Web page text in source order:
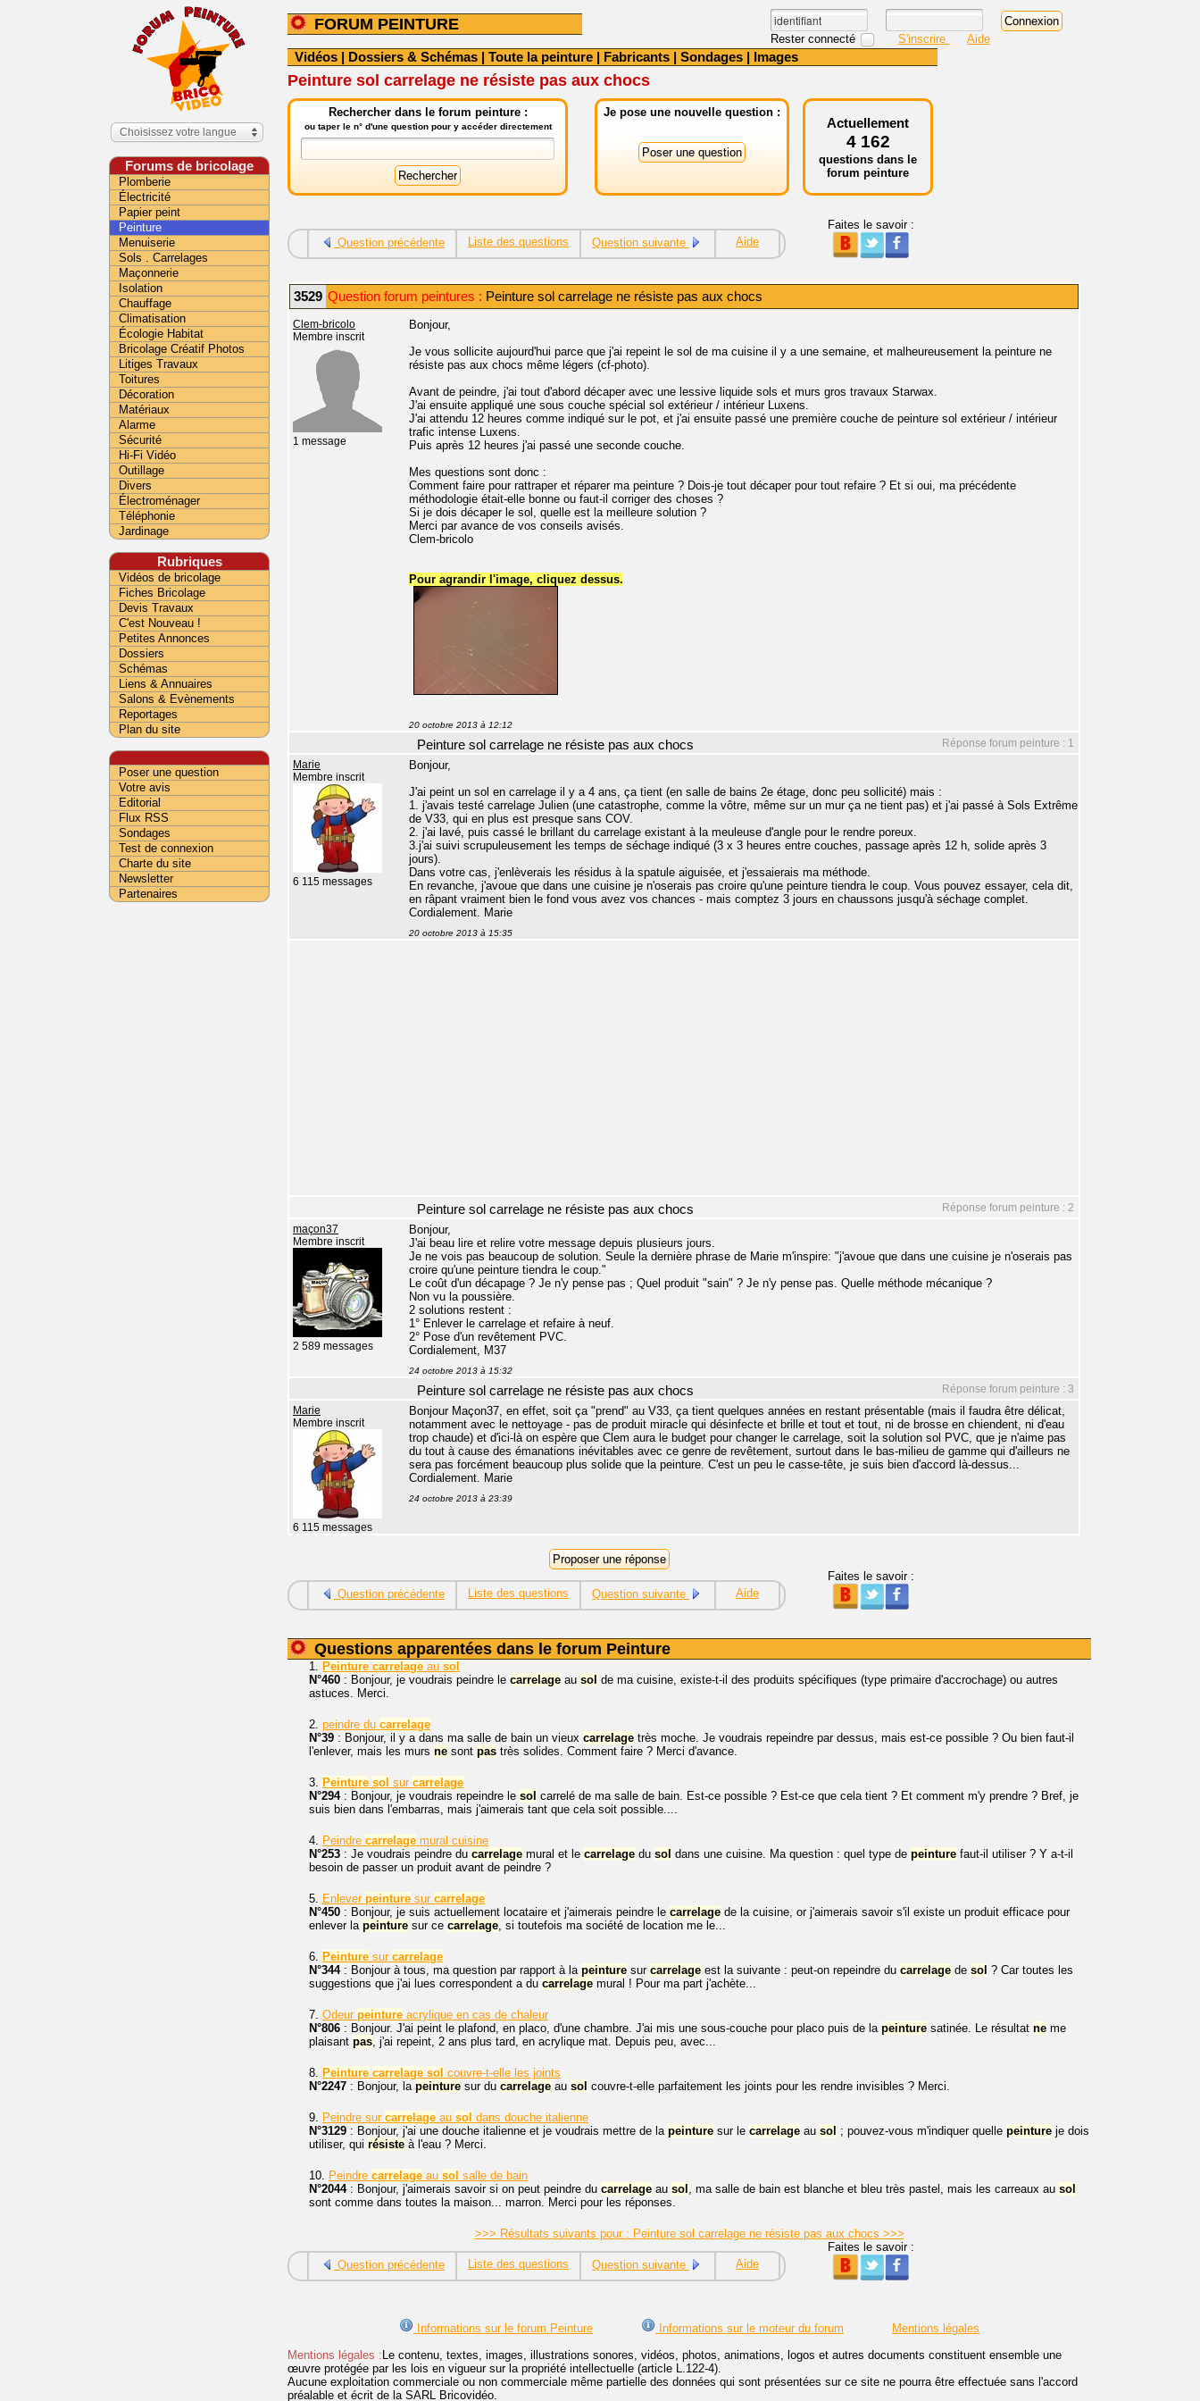
FORUM PEINTURE
Rester connecté S'inscrire Aide
Vidéos | Dossiers & Schémas | Toute la peinture | Fabricants | Sondages | Images
Peinture sol carrelage ne résiste pas aux chocs
Rechercher dans le forum peinture :
ou taper le n° d'une question pour y accéder directement
Je pose une nouvelle question :
Actuellement
4 162
questions dans le
forum peinture
Question précédente Liste des questions Question suivante Aide
Faites le savoir :
3529 Question forum peintures : Peinture sol carrelage ne résiste pas aux chocs
Clem-bricolo
Membre inscrit
1 message
Bonjour,
Je vous sollicite aujourd'hui parce que j'ai repeint le sol de ma cuisine il y a une semaine, et malheureusement la peinture ne
résiste pas aux chocs même légers (cf-photo).
Avant de peindre, j'ai tout d'abord décaper avec une lessive liquide sols et murs gros travaux Starwax.
J'ai ensuite appliqué une sous couche spécial sol extérieur / intérieur Luxens.
J'ai attendu 12 heures comme indiqué sur le pot, et j'ai ensuite passé une première couche de peinture sol extérieur / intérieur
trafic intense Luxens.
Puis après 12 heures j'ai passé une seconde couche.
Mes questions sont donc :
Comment faire pour rattraper et réparer ma peinture ? Dois-je tout décaper pour tout refaire ? Et si oui, ma précédente
méthodologie était-elle bonne ou faut-il corriger des choses ?
Si je dois décaper le sol, quelle est la meilleure solution ?
Merci par avance de vos conseils avisés.
Clem-bricolo
Pour agrandir l'image, cliquez dessus.
20 octobre 2013 à 12:12
Réponse forum peinture : 1
Peinture sol carrelage ne résiste pas aux chocs
Marie
Membre inscrit
6 115 messages
Bonjour,
J'ai peint un sol en carrelage il y a 4 ans, ça tient (en salle de bains 2e étage, donc peu sollicité) mais :
1. j'avais testé carrelage Julien (une catastrophe, comme la vôtre, même sur un mur ça ne tient pas) et j'ai passé à Sols Extrême
de V33, qui en plus est presque sans COV.
2. j'ai lavé, puis cassé le brillant du carrelage existant à la meuleuse d'angle pour le rendre poreux.
3.j'ai suivi scrupuleusement les temps de séchage indiqué (3 x 3 heures entre couches, passage après 12 h, solide après 3
jours).
Dans votre cas, j'enlèverais les résidus à la spatule aiguisée, et j'essaierais ma méthode.
En revanche, j'avoue que dans une cuisine je n'oserais pas croire qu'une peinture tiendra le coup. Vous pouvez essayer, cela dit,
en râpant vraiment bien le fond vous avez vos chances - mais comptez 3 jours en chaussons jusqu'à séchage complet.
Cordialement. Marie
20 octobre 2013 à 15:35
Réponse forum peinture : 2
Peinture sol carrelage ne résiste pas aux chocs
maçon37
Membre inscrit
2 589 messages
Bonjour,
J'ai beau lire et relire votre message depuis plusieurs jours.
Je ne vois pas beaucoup de solution. Seule la dernière phrase de Marie m'inspire: "j'avoue que dans une cuisine je n'oserais pas
croire qu'une peinture tiendra le coup."
Le coût d'un décapage ? Je n'y pense pas ; Quel produit "sain" ? Je n'y pense pas. Quelle méthode mécanique ?
Non vu la poussière.
2 solutions restent :
1° Enlever le carrelage et refaire à neuf.
2° Pose d'un revêtement PVC.
Cordialement, M37
24 octobre 2013 à 15:32
Réponse forum peinture : 3
Peinture sol carrelage ne résiste pas aux chocs
Marie
Membre inscrit
6 115 messages
Bonjour Maçon37, en effet, soit ça "prend" au V33, ça tient quelques années en restant présentable (mais il faudra être délicat,
notamment avec le nettoyage - pas de produit miracle qui désinfecte et brille et tout et tout, ni de brosse en chiendent, ni d'eau
trop chaude) et d'ici-là on espère que Clem aura le budget pour changer le carrelage, soit la solution sol PVC, que je n'aime pas
du tout à cause des émanations inévitables avec ce genre de revêtement, surtout dans le bas-milieu de gamme qui d'ailleurs ne
sera pas forcément beaucoup plus solide que la peinture. C'est un peu le casse-tête, je suis bien d'accord là-dessus...
Cordialement. Marie
24 octobre 2013 à 23:39
Question précédente Liste des questions Question suivante Aide
Faites le savoir :
Questions apparentées dans le forum Peinture
1. Peinture carrelage au sol
N°460 : Bonjour, je voudrais peindre le carrelage au sol de ma cuisine, existe-t-il des produits spécifiques (type primaire d'accrochage) ou autres
astuces. Merci.
2. peindre du carrelage
N°39 : Bonjour, il y a dans ma salle de bain un vieux carrelage très moche. Je voudrais repeindre par dessus, mais est-ce possible ? Ou bien faut-il
l'enlever, mais les murs ne sont pas très solides. Comment faire ? Merci d'avance.
3. Peinture sol sur carrelage
N°294: Bonjour, je voudrais repeindre le sol carrelé de ma salle de bain. Est-ce possible ? Est-ce que cela tient ? Et comment m'y prendre ? Bref, je
suis bien dans l'embarras, mais j'aimerais tant que cela soit possible....
4. Peindre carrelage mural cuisine
N°253 : Je voudrais peindre du carrelage mural et le carrelage du sol dans une cuisine. Ma question : quel type de peinture faut-il utiliser ? Y a-t-il
besoin de passer un produit avant de peindre ?
5. Enlever peinture sur carrelage
N°450 : Bonjour, je suis actuellement locataire et j'aimerais peindre le carrelage de la cuisine, or j'aimerais savoir s'il existe un produit efficace pour
enlever la peinture sur ce carrelage, si toutefois ma société de location me le...
6. Peinture sur carrelage
N°344: Bonjour à tous, ma question par rapport à la peinture sur carrelage est la suivante : peut-on repeindre du carrelage de sol ? Car toutes les
suggestions que j'ai lues correspondent a du carrelage mural ! Pour ma part j'achète...
7. Odeur peinture acrylique en cas de chaleur
N°806 : Bonjour. J'ai peint le plafond, en placo, d'une chambre. J'ai mis une sous-couche pour placo puis de la peinture satinée. Le résultat ne me
plaisant pas, j'ai repeint, 2 ans plus tard, en acrylique mat. Depuis peu, avec...
8. Peinture carrelage sol couvre-t-elle les joints
N°2247 : Bonjour, la peinture sur du carrelage au sol couvre-t-elle parfaitement les joints pour les rendre invisibles ? Merci.
9. Peindre sur carrelage au sol dans douche italienne
N°3129 : Bonjour, j'ai une douche italienne et je voudrais mettre de la peinture sur le carrelage au sol ; pouvez-vous m'indiquer quelle peinture je dois
utiliser, qui résiste à l'eau ? Merci.
10. Peindre carrelage au sol salle de bain
N°2044: Bonjour, j'aimerais savoir si on peut peindre du carrelage au sol , ma salle de bain est blanche et bleu très pastel, mais les carreaux au sol
sont comme dans toutes la maison... marron. Merci pour les réponses.
>>> Résultats suivants pour : Peinture sol carrelage ne résiste pas aux chocs >>>
Question précédente Liste des questions Question suivante Aide
Faites le savoir :
Informations sur le forum Peinture Informations sur le moteur du forum
Mentions légales
Mentions légales : Le contenu, textes, images, illustrations sonores, vidéos, photos, animations, logos et autres documents constituent ensemble une
œuvre protégée par les lois en vigueur sur la propriété intellectuelle (article L.122-4).
Aucune exploitation commerciale ou non commerciale même partielle des données qui sont présentées sur ce site ne pourra être effectuée sans l'accord
préalable et écrit de la SARL Bricovidéo.
Choisissez votre langue
Forums de bricolage
Plomberie
Électricité
Papier peint
Peinture
Menuiserie
Sols . Carrelages
Maçonnerie
Isolation
Chauffage
Climatisation
Écologie Habitat
Bricolage Créatif Photos
Litiges Travaux
Toitures
Décoration
Matériaux
Alarme
Sécurité
Hi-Fi Vidéo
Outillage
Divers
Électroménager
Téléphonie
Jardinage
Rubriques
Vidéos de bricolage
Fiches Bricolage
Devis Travaux
C'est Nouveau !
Petites Annonces
Dossiers
Schémas
Liens & Annuaires
Salons & Evènements
Reportages
Plan du site
Poser une question
Votre avis
Editorial
Flux RSS
Sondages
Test de connexion
Charte du site
Newsletter
Partenaires